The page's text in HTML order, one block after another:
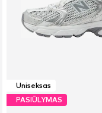
Uniseksas
PASIŪLYMAS